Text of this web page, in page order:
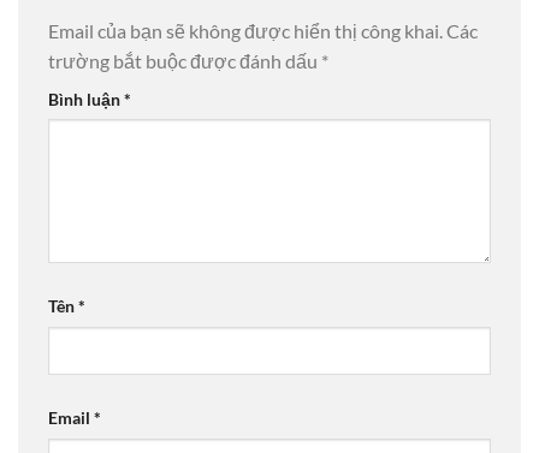
Email của bạn sẽ không được hiển thị công khai. Các
trường bắt buộc được đánh dấu *
Bình luận*
Tên*
Email *